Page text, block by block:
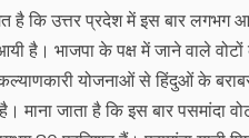
है कि उत्तर प्रदेश में इस बार लगभग
है। भाजपा के पक्ष में जाने वाले
योजनाओं से हिंदुओं के बराबर
जाता है कि इस बार पसमांदा